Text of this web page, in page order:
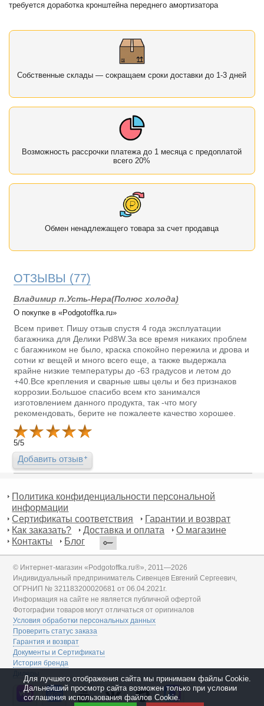
требуется доработка кронштейна переднего амортизатора
Собственные склады — сокращаем сроки доставки до 1-3 дней
Возможность рассрочки платежа до 1 месяца с предоплатой
всего 20%
Обмен ненадлежащего товара за счет продавца
ОТЗЫВЫ (77)
Владимир п.Усть-Нера(Полюс холода)
О покупке в «Podgotoffka.ru»
Всем привет. Пишу отзыв спустя 4 года эксплуатации
багажника для Делики Pd8W.За все время никаких проблем
с багажником не было, краска спокойно пережила и дрова и
сотни кг вещей и много всего еще, а также выдержала
крайне низкие температуры до -63 градусов и летом до
+40.Все крепления и сварные швы целы и без признаков
коррозии.Большое спасибо всем кто занимался
изготовлением данного продукта, так -что могу
рекомендовать, берите не пожалеете качество хорошее.
5/5
Добавить отзыв
Политика конфиденциальности персональной
информации
Сертификаты соответствия
Гарантии и возврат
Как заказать?
Доставка и оплата
О магазине
Контакты
Блог
© Интернет-магазин «Podgotoffka.ru®», 2011—2026
Индивидуальный предприниматель Сивенцев Евгений Сергеевич,
ОГРНИП № 321183200020681 от 06.04.2021г.
Информация на сайте не является публичной офертой
Фотографии товаров могут отличаться от оригиналов
Условия обработки персональных данных
Проверить статус заказа
Гарантия и возврат
Документы и Сертификаты
История бренда
Для лучшего отображения сайта мы принимаем файлы Cookie.
Дальнейший просмотр сайта возможен только при условии
соглашения использования файлов Cookie.